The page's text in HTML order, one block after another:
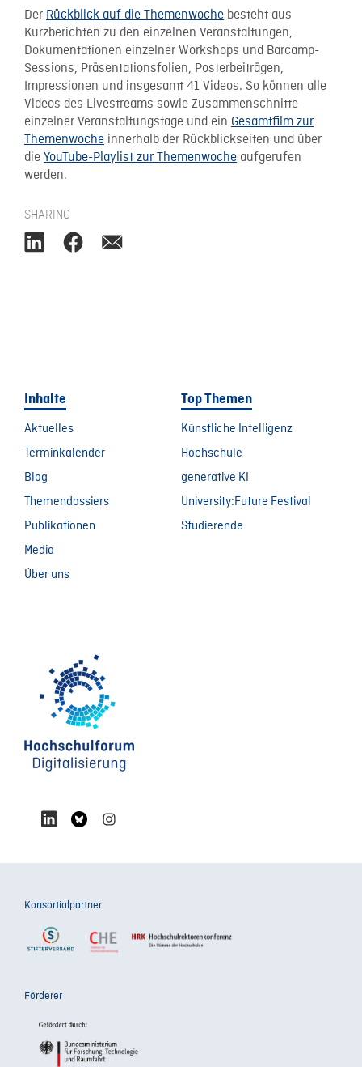
Der Rückblick auf die Themenwoche besteht aus
Kurzberichten zu den einzelnen Veranstaltungen,
Dokumentationen einzelner Workshops und Barcamp-
Sessions, Präsentationsfolien, Posterbeiträgen,
Impressionen und insgesamt 41 Videos. So können alle
Videos des Livestreams sowie Zusammenschnitte
einzelner Veranstaltungstage und ein Gesamtfilm zur
Themenwoche innerhalb der Rückblickseiten und über
die YouTube-Playlist zur Themenwoche aufgerufen
werden.
SHARING
Inhalte
Aktuelles
Terminkalender
Blog
Themendossiers
Publikationen
Media
Über uns
Top Themen
Künstliche Intelligenz
Hochschule
generative KI
University:Future Festival
Studierende
Konsortialpartner
Förderer